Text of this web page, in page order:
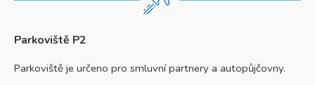
Parkoviště P2
Parkoviště je určeno pro smluvní partnery a autopůjčovny.